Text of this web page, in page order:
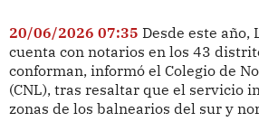
20/06/2026 07:35 Desde este
cuenta con notarios en los 43
conforman, informó el Colegio de
(CNL), tras resaltar que el servicio
zonas de los balnearios del sur y